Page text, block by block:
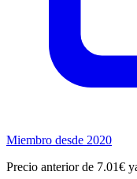
Miembro desde 2020
Precio anterior de 7.01€